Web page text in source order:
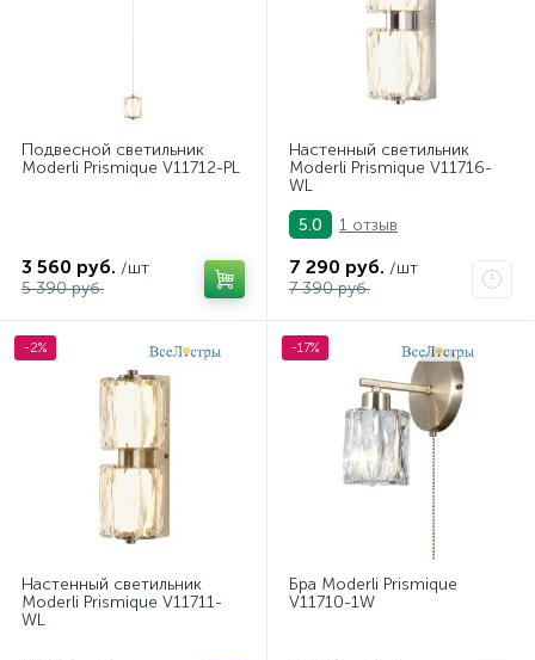
Подвесной светильник
Moderli Prismique V11712-PL
3 560 руб. /шт
5 390 руб.
Настенный светильник
Moderli Prismique V11716-
WL
5.0
1 отзыв
7 290 руб. /шт
7 390 руб.
-2%
Настенный светильник
Moderli Prismique V11711-
WL
-17%
Бра Moderli Prismique
V11710-1W